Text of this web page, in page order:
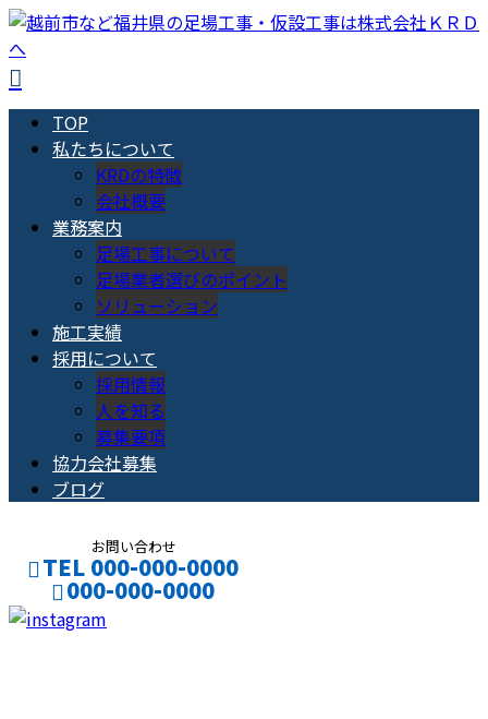
TOP
私たちについて
KRDの特徴
会社概要
業務案内
足場工事について
足場業者選びのポイント
ソリューション
施工実績
採用について
採用情報
人を知る
募集要項
協力会社募集
ブログ
お問い合わせ
TEL 000-000-0000
000-000-0000